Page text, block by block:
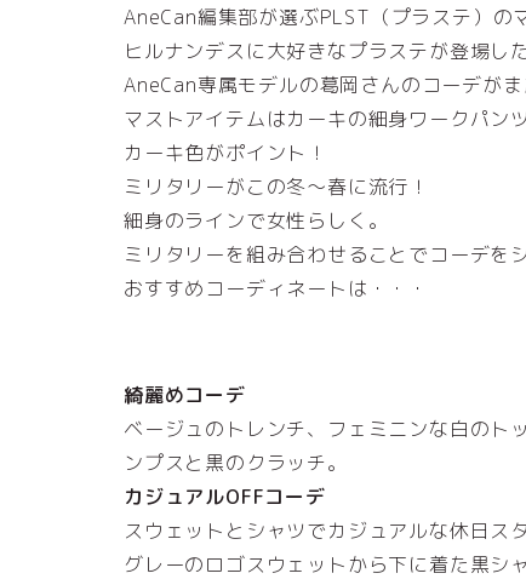
AneCan編集部が選ぶPLST（プラステ）の
ヒルナンデスに大好きなプラステが登場し
AneCan専属モデルの葛岡さんのコーデが
マストアイテムはカーキの細身ワークパンツ
カーキ色がポイント！
ミリタリーがこの冬～春に流行！
細身のラインで女性らしく。
ミリタリーを組み合わせることでコーデを
おすすめコーディネートは・・・
綺麗めコーデ
ベージュのトレンチ、フェミニンな白のト
ンプスと黒のクラッチ。
カジュアルOFFコーデ
スウェットとシャツでカジュアルな休日ス
グレーのロゴスウェットから下に着た黒シ